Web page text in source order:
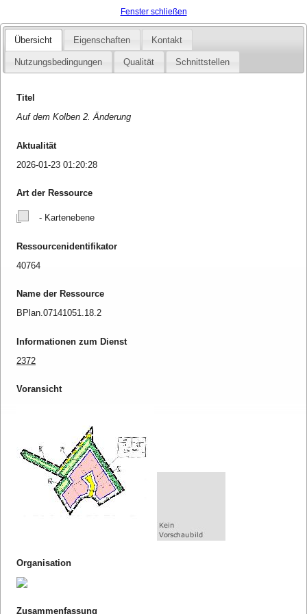
Fenster schließen
Übersicht Eigenschaften Kontakt
Nutzungsbedingungen Qualität Schnittstellen
Titel
Auf dem Kolben 2. Änderung
Aktualität
2026-01-23 01:20:28
Art der Ressource
- Kartenebene
Ressourcenidentifikator
40764
Name der Ressource
BPlan.07141051.18.2
Informationen zum Dienst
2372
Voransicht
Organisation
Zusammenfassung